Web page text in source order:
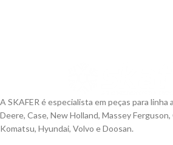
A SKAFER é especialista em peças para linha
Deere, Case, New Holland, Massey
Komatsu, Hyundai, Volvo e Doosan.